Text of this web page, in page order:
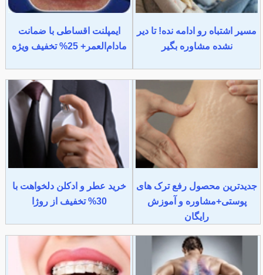
مسیر اشتباه رو ادامه نده! تا دیر
نشده مشاوره بگیر
ایمپلنت اقساطی با ضمانت
مادام‌العمر+ 25% تخفیف ویژه
جدیدترین محصول رفع ترک های
پوستی+مشاوره و آموزش
رایگان
خرید عطر و ادکلن دلخواهت با
30% تخفیف از روژا